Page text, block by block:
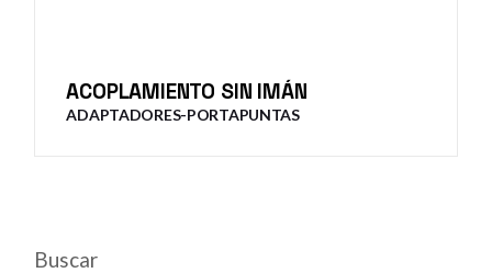
ACOPLAMIENTO SIN IMÁN
ADAPTADORES-PORTAPUNTAS
Buscar